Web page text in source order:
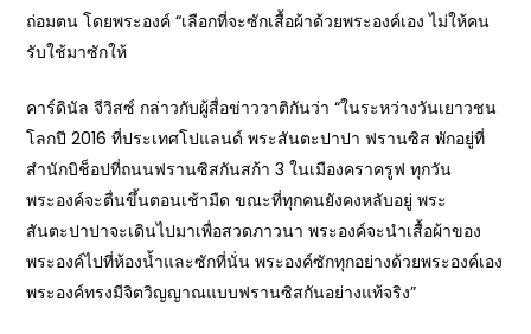
ถ่อมตน โดยพระองค์ “เลือกที่จะซักเสื้อผ้าด้วยพระองค์เอง ไม่ให้คน
รับใช้มาซักให้
คาร์ดินัล จีวิสซ์ กล่าวกับผู้สื่อข่าววาติกันว่า “ในระหว่างวันเยาวชน
โลกปี 2016 ที่ประเทศโปแลนด์ พระสันตะปาปา ฟรานซิส พักอยู่ที่
สำนักบิช็อปที่ถนนฟรานซิสกันสก้า 3 ในเมืองคราครูฟ ทุกวัน
พระองค์จะตื่นขึ้นตอนเช้ามืด ขณะที่ทุกคนยังคงหลับอยู่ พระ
สันตะปาปาจะเดินไปมาเพื่อสวดภาวนา พระองค์จะนำเสื้อผ้าของ
พระองค์ไปที่ห้องน้ำและซักที่นั่น พระองค์ซักทุกอย่างด้วยพระองค์เอง
พระองค์ทรงมีจิตวิญญาณแบบฟรานซิสกันอย่างแท้จริง”